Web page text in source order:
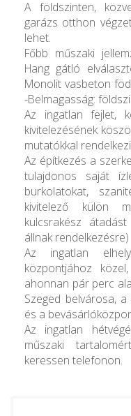
A földszinten,
garázs otthon
lehet.
Főbb műszaki
Hang gátló
Monolit vasbeton
-Belmagasság:
Az ingatlan fejlet,
kivitelezésének
mutatókkal
Az építkezés a
tulajdonos saját
burkolatokat,
kivitelező külön
kulcsrakész
állnak rendelkezésre)
Az ingatlan
központjához
ahonnan pár perc
Szeged belvárosa,
és a
Az ingatlan
műszaki
keressen telefonon.